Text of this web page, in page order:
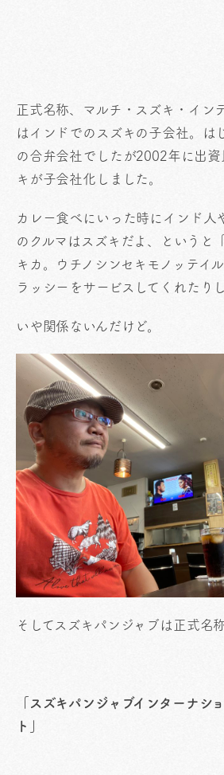
正式名称、マルチ・スズキ・イン
はインドでのスズキの子会社。は
の合弁会社でしたが2002年に出
キが子会社化しました。
カレー食べにいった時にインド人
のクルマはスズキだよ、というと
キカ。ウチノシンセキモノッテイ
ラッシーをサービスしてくれたりし
いや関係ないんだけど。
そしてスズキパンジャブは正式名称
「スズキパンジャブインターナシ
ト」